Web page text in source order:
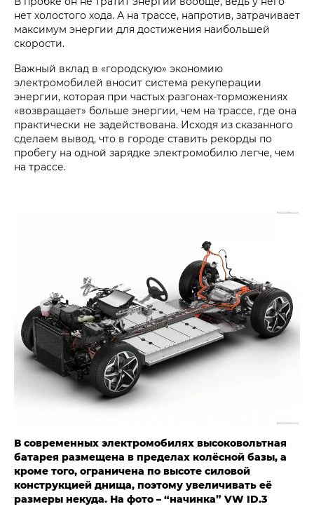
нет холостого хода. А на трассе, напротив, затрачивает
максимум энергии для достижения наибольшей
скорости.
Важный вклад в «городскую» экономию
электромобилей вносит система рекуперации
энергии, которая при частых разгонах-торможениях
«возвращает» больше энергии, чем на трассе, где она
практически не задействована. Исходя из сказанного
сделаем вывод, что в городе ставить рекорды по
пробегу на одной зарядке электромобилю легче, чем
на трассе.
В современных электромобилях высоковольтная
батарея размещена в пределах колёсной базы, а
кроме того, ограничена по высоте силовой
конструкцией днища, поэтому увеличивать её
размеры некуда. На фото – “начинка” VW ID.3